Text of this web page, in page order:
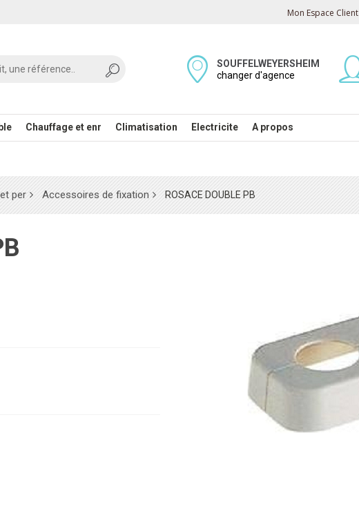
Mon Espace Client
SOUFFELWEYERSHEIM
changer d'agence
Chauffage et enr Climatisation Electricite A propos
per Accessoires de fixation ROSACE DOUBLE PB